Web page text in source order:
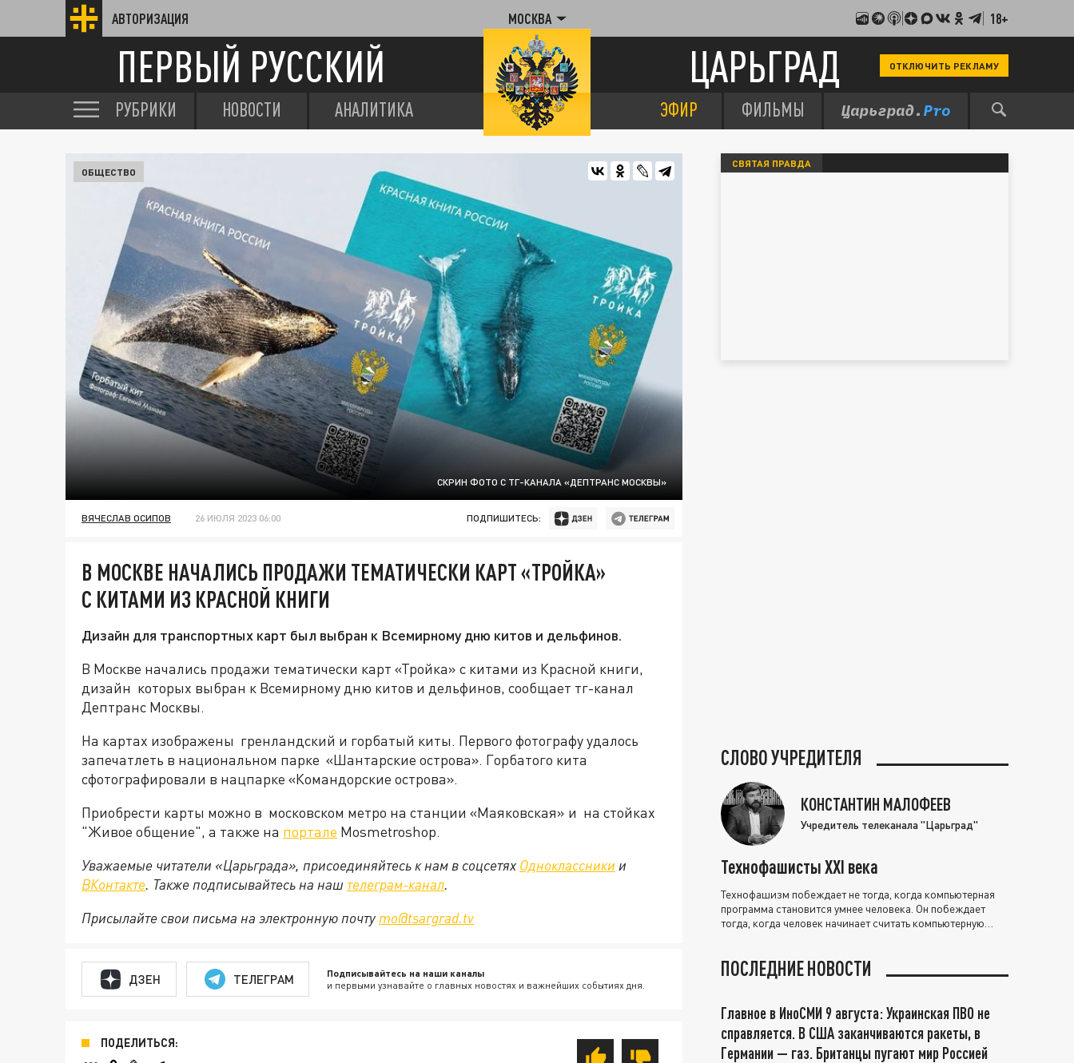
АВТОРИЗАЦИЯ МОСКВА 18+
ПЕРВЫЙ РУССКИЙ ЦАРЬГРАД ОТКЛЮЧИТЬ РЕКЛАМУ
РУБРИКИ НОВОСТИ АНАЛИТИКА ЭФИР ФИЛЬМЫ
СКРИН ФОТО С ТГ-КАНАЛА «ДЕПТРАНС МОСКВЫ»
ОБЩЕСТВО
ВЯЧЕСЛАВ ОСИПОВ 26 ИЮЛЯ 2023 06:00 ПОДПИШИТЕСЬ:
В МОСКВЕ НАЧАЛИСЬ ПРОДАЖИ ТЕМАТИЧЕСКИ КАРТ «ТРОЙКА»
С КИТАМИ ИЗ КРАСНОЙ КНИГИ
Дизайн для транспортных карт был выбран к Всемирному дню китов и дельфинов.
В Москве начались продажи тематически карт «Тройка» с китами из Красной книги,
дизайн которых выбран к Всемирному дню китов и дельфинов, сообщает тг-канал
Дептранс Москвы.
На картах изображены гренландский и горбатый киты. Первого фотографу удалось
запечатлеть в национальном парке «Шантарские острова». Горбатого кита
сфотографировали в нацпарке «Командорские острова».
Приобрести карты можно в московском метро на станции «Маяковская» и на стойках
"Живое общение", а также на портале Mosmetroshop.
Уважаемые читатели «Царьграда», присоединяйтесь к нам в соцсетях Одноклассники и
ВКонтакте. Также подписывайтесь на наш телеграм-канал.
Присылайте свои письма на электронную почту mo@tsargrad.tv
ДЗЕН ТЕЛЕГРАМ Подписывайтесь на наши каналы
и первыми узнавайте о главных новостях и важнейших событиях дня.
ПОДЕЛИТЬСЯ:
СВЯТАЯ ПРАВДА
СЛОВО УЧРЕДИТЕЛЯ
КОНСТАНТИН МАЛОФЕЕВ
Учредитель телеканала "Царьград"
Технофашисты XXI века
Технофашизм побеждает не тогда, когда компьютерная
программа становится умнее человека. Он побеждает
тогда, когда человек начинает считать компьютерную
ПОСЛЕДНИЕ НОВОСТИ
Главное в ИноСМИ 9 августа: Украинская ПВО не
справляется. В США заканчиваются ракеты, в
Германии — газ. Британцы пугают мир Россией